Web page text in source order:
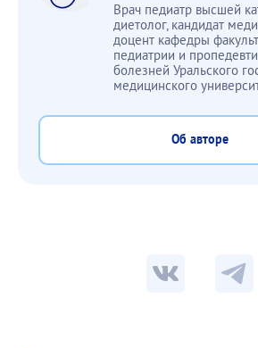
Врач педиатр высшей
диетолог, кандидат
доцент кафедры
педиатрии и
болезней Уральского
медицинского
Об авторе